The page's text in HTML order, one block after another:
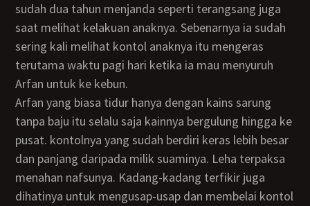
sudah dua tahun menjanda seperti terangsang juga
saat melihat kelakuan anaknya. Sebenarnya ia sudah
sering kali melihat kontol anaknya itu mengeras
terutama waktu pagi hari ketika ia mau menyuruh
Arfan untuk ke kebun.
Arfan yang biasa tidur hanya dengan kains sarung
tanpa baju itu selalu saja kainnya bergulung hingga ke
pusat. kontolnya yang sudah berdiri keras lebih besar
dan panjang daripada milik suaminya. Leha terpaksa
menahan nafsunya. Kadang-kadang terfikir juga
dihatinya untuk mengusap-usap dan membelai kontol